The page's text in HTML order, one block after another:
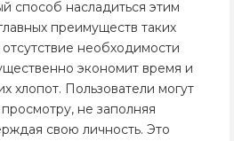
способ насладиться этим
преимуществ таких
необходимости
экономит время и
хлопот. Пользователи могут
не заполняя
свою личность. Это